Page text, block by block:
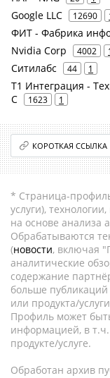
Google LLC 12690
ФИТ - Фабрика
Nvidia Corp 4002
Ситилабс 44 1
Т1 Интеграция -
С
1623 1
КОРОТКАЯ ССЫЛКА
* Страница-
услуги),
на основе анализа
Обрабатываются
(новости, включая
аналитические
содержание
больше
или продукта/
Профиль может
информацией, в
продукте/услуге.
Обработан архив